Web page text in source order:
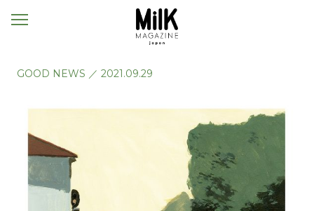
メ
GOOD NEWS ／ 2021.09.29